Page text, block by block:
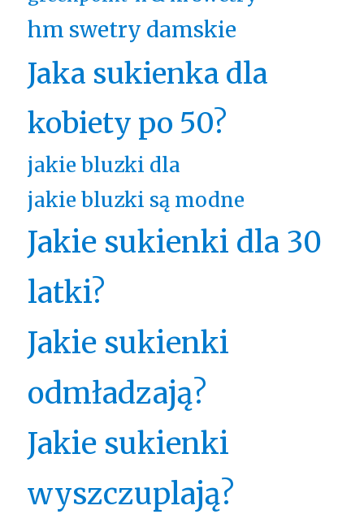
hm swetry damskie
Jaka sukienka dla
kobiety po 50?
jakie bluzki dla
jakie bluzki są modne
Jakie sukienki dla 30
latki?
Jakie sukienki
odmładzają?
Jakie sukienki
wyszczuplają?